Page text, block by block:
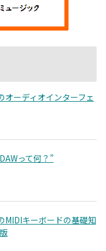
オーディオインターフェ
って何？”
MIDIキーボードの基礎知